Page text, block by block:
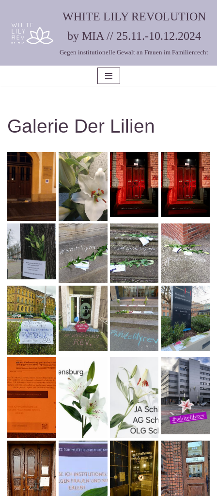
Zum
Inhalt
WHITE LILY REVOLUTION
by MIA // 25.11.-10.12.2024
Gegen institutionelle Gewalt an Frauen im Familienrecht
Galerie Der Lilien